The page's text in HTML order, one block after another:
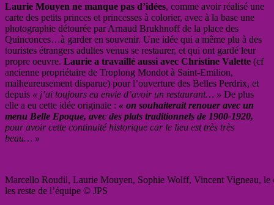
Laurie Mouyen ne manque pas d’idées, comme avoir réalisé une
carte des petits princes et princesses à colorier, avec à la base une
photographie détourée par Arnaud Brukhnoff de la place des
Quinconces…à garder en souvenir. Une idée qui a même plu à des
touristes étrangers adultes venus se restaurer, et qui ont gardé leur
propre oeuvre. Laurie a travaillé aussi avec Christine Valette (cf
ancienne propriétaire de Troplong Mondot à Saint-Emilion,
malheureusement disparue) pour l’ouverture des Belles Perdrix, et
depuis « j’ai toujours eu envie d’avoir un restaurant… » De plus
elle a eu cette idée originale : « on souhaiterait renouer avec un
menu Belle Epoque, avec des plats traditionnels de 1900-1920,
pour avoir cette continuité historique car le lieu est très très
beau… »
Marcello Roudil, Laurie Mouyen, Sophie Wolff, Vincent Vigneau, le
les reste de l’équipe © JPS